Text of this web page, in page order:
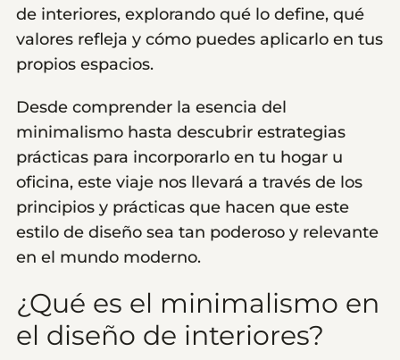
de interiores, explorando qué lo define, qué
valores refleja y cómo puedes aplicarlo en tus
propios espacios.
Desde comprender la esencia del
minimalismo hasta descubrir estrategias
prácticas para incorporarlo en tu hogar u
oficina, este viaje nos llevará a través de los
principios y prácticas que hacen que este
estilo de diseño sea tan poderoso y relevante
en el mundo moderno.
¿Qué es el minimalismo en
el diseño de interiores?